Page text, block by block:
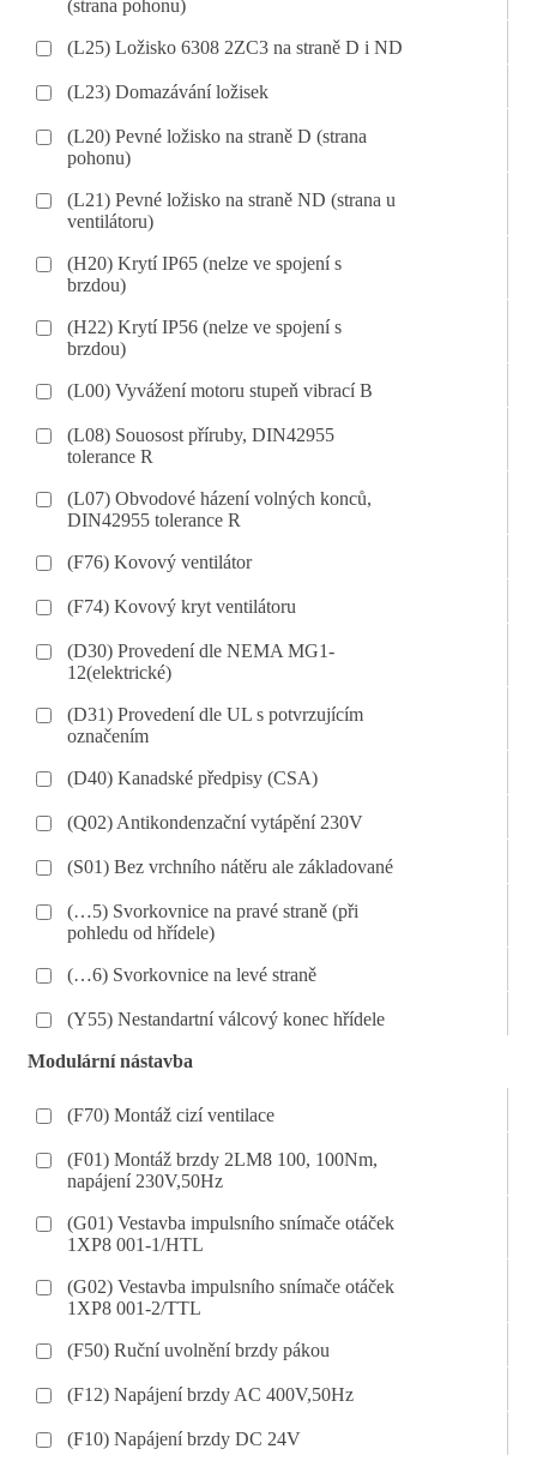
(strana pohonu)
(L25) Ložisko 6308 2ZC3 na straně D i ND
(L23) Domazávání ložisek
(L20) Pevné ložisko na straně D (strana
pohonu)
(L21) Pevné ložisko na straně ND (strana u
ventilátoru)
(H20) Krytí IP65 (nelze ve spojení s
brzdou)
(H22) Krytí IP56 (nelze ve spojení s
brzdou)
(L00) Vyvážení motoru stupeň vibrací B
(L08) Souosost příruby, DIN42955
tolerance R
(L07) Obvodové házení volných konců,
DIN42955 tolerance R
(F76) Kovový ventilátor
(F74) Kovový kryt ventilátoru
(D30) Provedení dle NEMA MG1-
12(elektrické)
(D31) Provedení dle UL s potvrzujícím
označením
(D40) Kanadské předpisy (CSA)
(Q02) Antikondenzační vytápění 230V
(S01) Bez vrchního nátěru ale základované
(…5) Svorkovnice na pravé straně (při
pohledu od hřídele)
(…6) Svorkovnice na levé straně
(Y55) Nestandartní válcový konec hřídele
Modulární nástavba
(F70) Montáž cizí ventilace
(F01) Montáž brzdy 2LM8 100, 100Nm,
napájení 230V,50Hz
(G01) Vestavba impulsního snímače otáček
1XP8 001-1/HTL
(G02) Vestavba impulsního snímače otáček
1XP8 001-2/TTL
(F50) Ruční uvolnění brzdy pákou
(F12) Napájení brzdy AC 400V,50Hz
(F10) Napájení brzdy DC 24V